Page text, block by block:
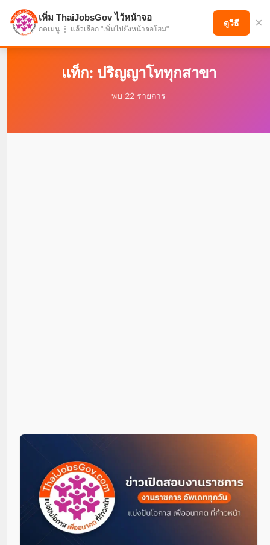
แบ่งปันโอกาส เพื่ออนาคตที่ก้าวหน้า
แท็ก: ปริญญาโททุกสาขา
พบ 22 รายการ
เพิ่ม ThaiJobsGov ไว้หน้าจอ
กดเมนู ⋮ แล้วเลือก "เพิ่มไปยังหน้าจอโฮม"
ดูวิธี ×